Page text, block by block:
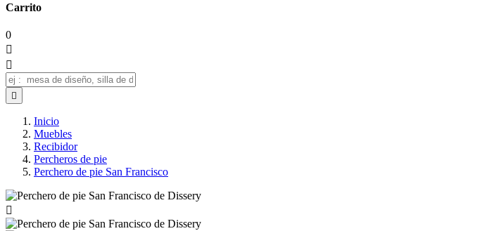
Carrito
0



Inicio
Muebles
Recibidor
Percheros de pie
Perchero de pie San Francisco
